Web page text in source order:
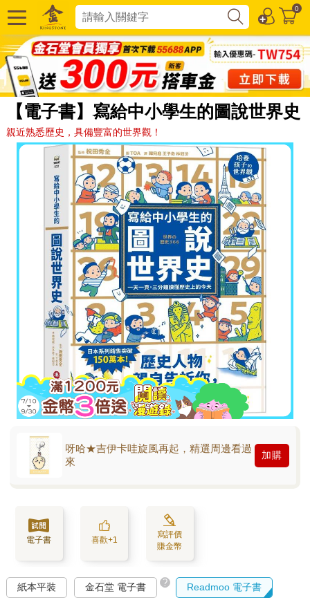
0
【電子書】寫給中小學生的圖說世界史
親近熟悉歷史，具備豐富的世界觀！
呀哈★吉伊卡哇旋風再起，精選周邊看過
來
加購
電子書 喜歡+1
寫評價
賺金幣
紙本平裝 金石堂 電子書 ? Readmoo 電子書